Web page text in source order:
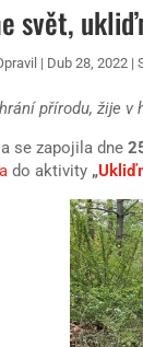
svět,
| Dub 28, 2022 |
přírodu, žije
se zapojila dne
do aktivity „